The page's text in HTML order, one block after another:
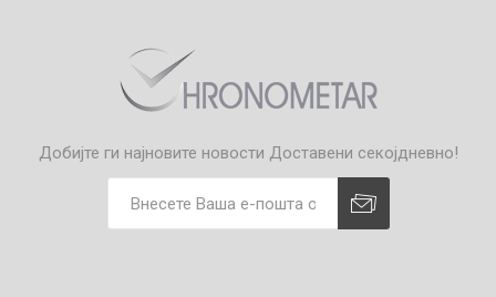
Добијте ги најновите новости Доставени секојдневно!